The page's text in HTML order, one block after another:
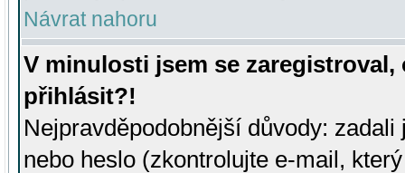
Návrat nahoru
V minulosti jsem se
přihlásit?!
Nejpravděpodobnější důvody:
nebo heslo (zkontrolujte e-mail,